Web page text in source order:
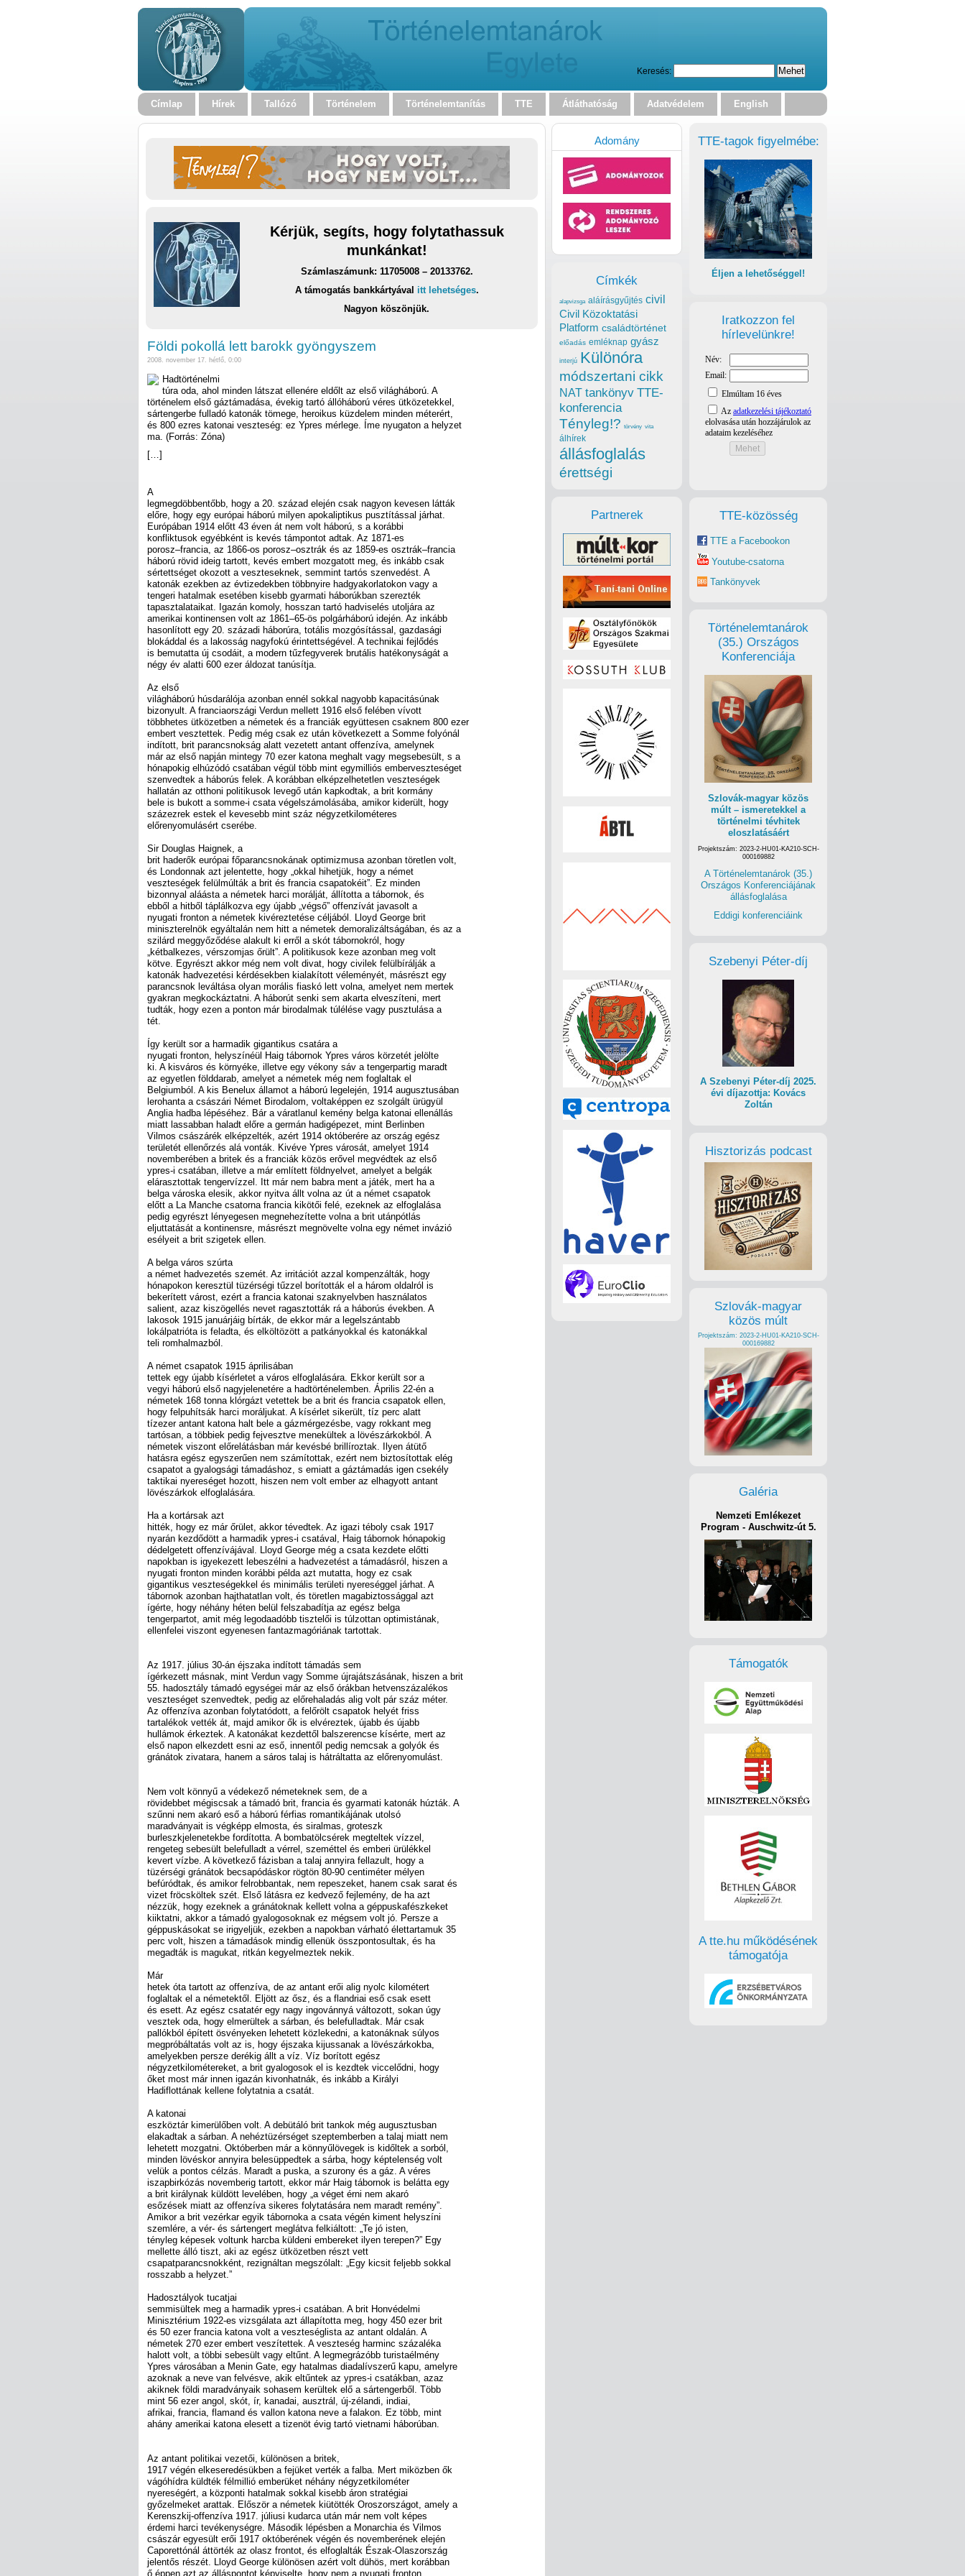
Keresés:
Címlap Hírek Tallózó Történelem Történelemtanítás TTE Átláthatóság Adatvédelem English
Kérjük, segíts, hogy folytathassuk
munkánkat!
Számlaszámunk: 11705008 – 20133762.
A támogatás bankkártyával itt lehetséges.
Nagyon köszönjük.
Földi pokollá lett barokk gyöngyszem
2008. november 17. hétfő, 0:00
Hadtörténelmi
túra oda, ahol minden látszat ellenére eldőlt az első világháború. A
történelem első gáztámadása, évekig tartó állóháború véres ütközetekkel,
sártengerbe fulladó katonák tömege, heroikus küzdelem minden méterért,
és 800 ezres katonai veszteség: ez Ypres mérlege. Íme nyugaton a helyzet
ma. (Forrás: Zóna)
[…]
A
legmegdöbbentőbb, hogy a 20. század elején csak nagyon kevesen látták
előre, hogy egy európai háború milyen apokaliptikus pusztítással járhat.
Európában 1914 előtt 43 éven át nem volt háború, s a korábbi
konfliktusok egyébként is kevés támpontot adtak. Az 1871-es
porosz–francia, az 1866-os porosz–osztrák és az 1859-es osztrák–francia
háború rövid ideig tartott, kevés embert mozgatott meg, és inkább csak
sértettséget okozott a veszteseknek, semmint tartós szenvedést. A
katonák ezekben az évtizedekben többnyire hadgyakorlatokon vagy a
tengeri hatalmak esetében kisebb gyarmati háborúkban szerezték
tapasztalataikat. Igazán komoly, hosszan tartó hadviselés utoljára az
amerikai kontinensen volt az 1861–65-ös polgárháború idején. Az inkább
hasonlított egy 20. századi háborúra, totális mozgósítással, gazdasági
blokáddal és a lakosság nagyfokú érintettségével. A technikai fejlődés
is bemutatta új csodáit, a modern tűzfegyverek brutális hatékonyságát a
négy év alatti 600 ezer áldozat tanúsítja.
Az első
világháború húsdarálója azonban ennél sokkal nagyobb kapacitásúnak
bizonyult. A franciaországi Verdun mellett 1916 első felében vívott
többhetes ütközetben a németek és a franciák együttesen csaknem 800 ezer
embert vesztettek. Pedig még csak ez után következett a Somme folyónál
indított, brit parancsnokság alatt vezetett antant offenzíva, amelynek
már az első napján mintegy 70 ezer katona meghalt vagy megsebesült, s a
hónapokig elhúzódó csatában végül több mint egymilliós emberveszteséget
szenvedtek a háborús felek. A korábban elképzelhetetlen veszteségek
hallatán az otthoni politikusok levegő után kapkodtak, a brit kormány
bele is bukott a somme-i csata végelszámolásába, amikor kiderült, hogy
százezrek estek el kevesebb mint száz négyzetkilométeres
előrenyomulásért cserébe.
Sir Douglas Haignek, a
brit haderők európai főparancsnokának optimizmusa azonban töretlen volt,
és Londonnak azt jelentette, hogy „okkal hihetjük, hogy a német
veszteségek felülmúlták a brit és francia csapatokéit”. Ez minden
bizonnyal aláásta a németek harci morálját, állította a tábornok, és
ebből a hitből táplálkozva egy újabb „végső” offenzívát javasolt a
nyugati fronton a németek kivéreztetése céljából. Lloyd George brit
miniszterelnök egyáltalán nem hitt a németek demoralizáltságában, és az a
szilárd meggyőződése alakult ki erről a skót tábornokról, hogy
„kétbalkezes, vérszomjas őrült”. A politikusok keze azonban meg volt
kötve. Egyrészt akkor még nem volt divat, hogy civilek felülbírálják a
katonák hadvezetési kérdésekben kialakított véleményét, másrészt egy
parancsnok leváltása olyan morális fiaskó lett volna, amelyet nem mertek
gyakran megkockáztatni. A háborút senki sem akarta elveszíteni, mert
tudták, hogy ezen a ponton már birodalmak túlélése vagy pusztulása a
tét.
Így került sor a harmadik gigantikus csatára a
nyugati fronton, helyszínéül Haig tábornok Ypres város körzetét jelölte
ki. A kisváros és környéke, illetve egy vékony sáv a tengerpartig maradt
az egyetlen földdarab, amelyet a németek még nem foglaltak el
Belgiumból. A kis Benelux államot a háború legelején, 1914 augusztusában
lerohanta a császári Német Birodalom, voltaképpen ez szolgált ürügyül
Anglia hadba lépéséhez. Bár a váratlanul kemény belga katonai ellenállás
miatt lassabban haladt előre a germán hadigépezet, mint Berlinben
Vilmos császárék elképzelték, azért 1914 októberére az ország egész
területét ellenőrzés alá vonták. Kivéve Ypres városát, amelyet 1914
novemberében a britek és a franciák közös erővel megvédtek az első
ypres-i csatában, illetve a már említett földnyelvet, amelyet a belgák
elárasztottak tengervízzel. Itt már nem babra ment a játék, mert ha a
belga városka elesik, akkor nyitva állt volna az út a német csapatok
előtt a La Manche csatorna francia kikötői felé, ezeknek az elfoglalása
pedig egyrészt lényegesen megnehezítette volna a brit utánpótlás
eljuttatását a kontinensre, másrészt megnövelte volna egy német invázió
esélyeit a brit szigetek ellen.
A belga város szúrta
a német hadvezetés szemét. Az irritációt azzal kompenzálták, hogy
hónapokon keresztül tüzérségi tűzzel borították el a három oldalról is
bekerített várost, ezért a francia katonai szaknyelvben használatos
salient, azaz kiszögellés nevet ragasztották rá a háborús években. A
lakosok 1915 januárjáig bírták, de ekkor már a legelszántabb
lokálpatrióta is feladta, és elköltözött a patkányokkal és katonákkal
teli romhalmazból.
A német csapatok 1915 áprilisában
tettek egy újabb kísérletet a város elfoglalására. Ekkor került sor a
vegyi háború első nagyjelenetére a hadtörténelemben. Április 22-én a
németek 168 tonna klórgázt vetettek be a brit és francia csapatok ellen,
hogy felpuhítsák harci moráljukat. A kísérlet sikerült, tíz perc alatt
tízezer antant katona halt bele a gázmérgezésbe, vagy rokkant meg
tartósan, a többiek pedig fejvesztve menekültek a lövészárkokból. A
németek viszont előrelátásban már kevésbé brillíroztak. Ilyen átütő
hatásra egész egyszerűen nem számítottak, ezért nem biztosítottak elég
csapatot a gyalogsági támadáshoz, s emiatt a gáztámadás igen csekély
taktikai nyereséget hozott, hiszen nem volt ember az elhagyott antant
lövészárkok elfoglalására.
Ha a kortársak azt
hitték, hogy ez már őrület, akkor tévedtek. Az igazi téboly csak 1917
nyarán kezdődött a harmadik ypres-i csatával, Haig tábornok hónapokig
dédelgetett offenzívájával. Lloyd George még a csata kezdete előtti
napokban is igyekezett lebeszélni a hadvezetést a támadásról, hiszen a
nyugati fronton minden korábbi példa azt mutatta, hogy ez csak
gigantikus veszteségekkel és minimális területi nyereséggel járhat. A
tábornok azonban hajthatatlan volt, és töretlen magabiztossággal azt
ígérte, hogy néhány héten belül felszabadítja az egész belga
tengerpartot, amit még legodaadóbb tisztelői is túlzottan optimistának,
ellenfelei viszont egyenesen fantazmagóriának tartottak.
Az 1917. július 30-án éjszaka indított támadás sem
ígérkezett másnak, mint Verdun vagy Somme újrajátszásának, hiszen a brit
55. hadosztály támadó egységei már az első órákban hetvenszázalékos
veszteséget szenvedtek, pedig az előrehaladás alig volt pár száz méter.
Az offenzíva azonban folytatódott, a felőrölt csapatok helyét friss
tartalékok vették át, majd amikor ők is elvéreztek, újabb és újabb
hullámok érkeztek. A katonákat kezdettől balszerencse kísérte, mert az
első napon elkezdett esni az eső, innentől pedig nemcsak a golyók és
gránátok zivatara, hanem a sáros talaj is hátráltatta az előrenyomulást.
Nem volt könnyű a védekező németeknek sem, de a
rövidebbet mégiscsak a támadó brit, francia és gyarmati katonák húzták. A
szűnni nem akaró eső a háború férfias romantikájának utolsó
maradványait is végképp elmosta, és siralmas, groteszk
burleszkjelenetekbe fordította. A bombatölcsérek megteltek vízzel,
rengeteg sebesült belefulladt a vérrel, szeméttel és emberi ürülékkel
kevert vízbe. A következő fázisban a talaj annyira fellazult, hogy a
tüzérségi gránátok becsapódáskor rögtön 80-90 centiméter mélyen
befúródtak, és amikor felrobbantak, nem repeszeket, hanem csak sarat és
vizet fröcsköltek szét. Első látásra ez kedvező fejlemény, de ha azt
nézzük, hogy ezeknek a gránátoknak kellett volna a géppuskafészkeket
kiiktatni, akkor a támadó gyalogosoknak ez mégsem volt jó. Persze a
géppuskásokat se irigyeljük, ezekben a napokban várható élettartamuk 35
perc volt, hiszen a támadások mindig ellenük összpontosultak, és ha
megadták is magukat, ritkán kegyelmeztek nekik.
Már
hetek óta tartott az offenzíva, de az antant erői alig nyolc kilométert
foglaltak el a németektől. Eljött az ősz, és a flandriai eső csak esett
és esett. Az egész csatatér egy nagy ingovánnyá változott, sokan úgy
vesztek oda, hogy elmerültek a sárban, és belefulladtak. Már csak
pallókból épített ösvényeken lehetett közlekedni, a katonáknak súlyos
megpróbáltatás volt az is, hogy éjszaka kijussanak a lövészárkokba,
amelyekben persze derékig állt a víz. Víz borított egész
négyzetkilométereket, a brit gyalogosok el is kezdtek viccelődni, hogy
őket most már innen igazán kivonhatnák, és inkább a Királyi
Hadiflottának kellene folytatnia a csatát.
A katonai
eszköztár kimerülőben volt. A debütáló brit tankok még augusztusban
elakadtak a sárban. A nehéztüzérséget szeptemberben a talaj miatt nem
lehetett mozgatni. Októberben már a könnyűlövegek is kidőltek a sorból,
minden lövéskor annyira belesüppedtek a sárba, hogy képtelenség volt
velük a pontos célzás. Maradt a puska, a szurony és a gáz. A véres
iszapbirkózás novemberig tartott, ekkor már Haig tábornok is belátta egy
a brit királynak küldött levelében, hogy „a véget érni nem akaró
esőzések miatt az offenzíva sikeres folytatására nem maradt remény”.
Amikor a brit vezérkar egyik tábornoka a csata végén kiment helyszíni
szemlére, a vér- és sártengert meglátva felkiáltott: „Te jó isten,
tényleg képesek voltunk harcba küldeni embereket ilyen terepen?” Egy
mellette álló tiszt, aki az egész ütközetben részt vett
csapatparancsnokként, rezignáltan megszólalt: „Egy kicsit feljebb sokkal
rosszabb a helyzet.”
Hadosztályok tucatjai
semmisültek meg a harmadik ypres-i csatában. A brit Honvédelmi
Minisztérium 1922-es vizsgálata azt állapította meg, hogy 450 ezer brit
és 50 ezer francia katona volt a veszteséglista az antant oldalán. A
németek 270 ezer embert veszítettek. A veszteség harminc százaléka
halott volt, a többi sebesült vagy eltűnt. A legmegrázóbb turistaélmény
Ypres városában a Menin Gate, egy hatalmas diadalívszerű kapu, amelyre
azoknak a neve van felvésve, akik eltűntek az ypres-i csatákban, azaz
akiknek földi maradványaik sohasem kerültek elő a sártengerből. Több
mint 56 ezer angol, skót, ír, kanadai, ausztrál, új-zélandi, indiai,
afrikai, francia, flamand és vallon katona neve a falakon. Ez több, mint
ahány amerikai katona elesett a tizenöt évig tartó vietnami háborúban.
Az antant politikai vezetői, különösen a britek,
1917 végén elkeseredésükben a fejüket verték a falba. Mert miközben ők
vágóhídra küldték félmillió emberüket néhány négyzetkilométer
nyereségért, a központi hatalmak sokkal kisebb áron stratégiai
győzelmeket arattak. Először a németek kiütötték Oroszországot, amely a
Kerenszkij-offenzíva 1917. júliusi kudarca után már nem volt képes
érdemi harci tevékenységre. Második lépésben a Monarchia és Vilmos
császár egyesült erői 1917 októberének végén és novemberének elején
Caporettónál áttörték az olasz frontot, és elfoglalták Észak-Olaszország
jelentős részét. Lloyd George különösen azért volt dühös, mert korábban
ő éppen azt az álláspontot képviselte, hogy nem a nyugati fronton
TTE-tagok figyelmébe:
Éljen a lehetőséggel!
Iratkozzon fel
hírlevelünkre!
TTE-közösség
TTE a Facebookon
Youtube-csatorna
Tankönyvek
Történelemtanárok
(35.) Országos
Konferenciája
Szlovák-magyar közös
múlt – ismeretekkel a
történelmi tévhitek
eloszlatásáért
Projektszám: 2023-2-HU01-KA210-SCH-
000169882
A Történelemtanárok (35.)
Országos Konferenciájának
állásfoglalása
Eddigi konferenciáink
Szebenyi Péter-díj
A Szebenyi Péter-díj 2025.
évi díjazottja: Kovács
Zoltán
Hisztorizás podcast
Szlovák-magyar
közös múlt
Projektszám: 2023-2-HU01-KA210-SCH-
000169882
Galéria
Nemzeti Emlékezet
Program - Auschwitz-út 5.
Támogatók
A tte.hu működésének
támogatója
Adomány
Címkék
alapvizsga aláírásgyűjtés civil
Civil Közoktatási
Platform családtörténet
előadás emléknap gyász
interjú Különóra
módszertani cikk
NAT tankönyv TTE-
konferencia
Tényleg!? törvény vita
álhírek
állásfoglalás
érettségi
Partnerek